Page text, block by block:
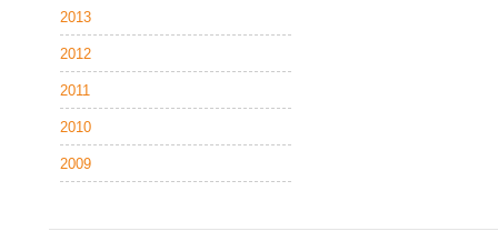
2013
2012
2011
2010
2009